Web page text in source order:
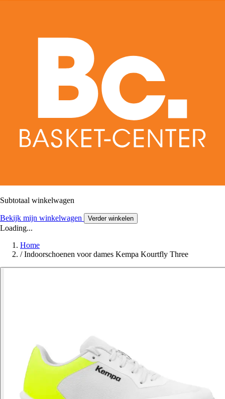
Subtotaal winkelwagen
Bekijk mijn winkelwagen Verder winkelen
Loading...
Home
/ Indoorschoenen voor dames Kempa Kourtfly Three